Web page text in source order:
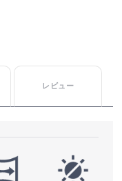
レビュー